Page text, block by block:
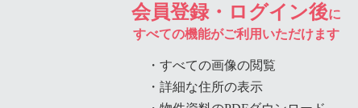
会員登録・ログイン後に
すべての機能がご利用いただけます
・すべての画像の閲覧
・詳細な住所の表示